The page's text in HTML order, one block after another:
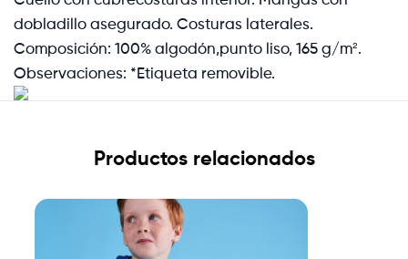
dobladillo asegurado. Costuras laterales.
Composición: 100% algodón,punto liso, 165 g/m².
Observaciones: *Etiqueta removible.
Productos relacionados